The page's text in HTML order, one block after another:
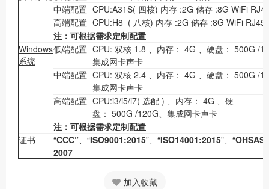
中端配置 CPU:A31S( 四核) 内存 :2G 储存 :8G WiFi
高端配置 CPU:H8 ( 八核) 内存 :2G 储存 :8G WiFi RJ45
注：可根据需求定制配置
Windows
系统
低端配置 CPU: 双核 1.8 、内存： 4G 、硬盘： 500G /
集成网卡声卡
中端配置 CPU: 双核 2.4 、内存： 4G 、硬盘： 500G /
集成网卡声卡
高端配置 CPU:i3/i5/i7( 选配 ) 、内存： 4G 、硬
盘： 500G /120G、集成网卡声卡
注：可根据需求定制配置
证书
“CCC”、“ISO9001:2015”、“ISO14001:2015"、“
2007
加入收藏